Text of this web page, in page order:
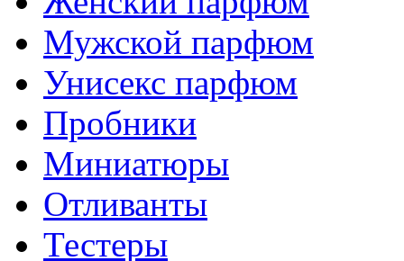
Мужской парфюм
Унисекс парфюм
Пробники
Миниатюры
Отливанты
Тестеры